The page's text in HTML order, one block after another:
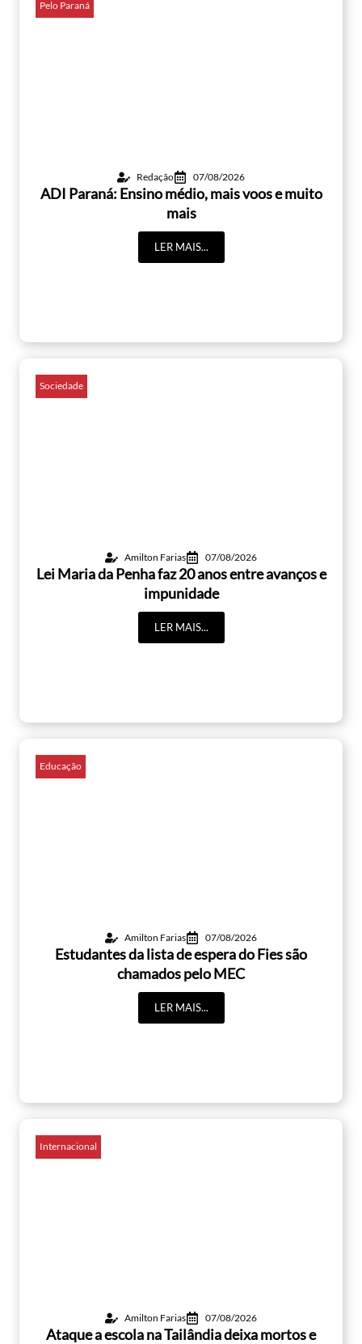
Pelo Paraná
Redação 07/08/2026
ADI Paraná: Ensino médio, mais voos e muito
mais
LER MAIS...
Sociedade
Amilton Farias 07/08/2026
Lei Maria da Penha faz 20 anos entre avanços e
impunidade
LER MAIS...
Educação
Amilton Farias 07/08/2026
Estudantes da lista de espera do Fies são
chamados pelo MEC
LER MAIS...
Internacional
Amilton Farias 07/08/2026
Ataque a escola na Tailândia deixa mortos e